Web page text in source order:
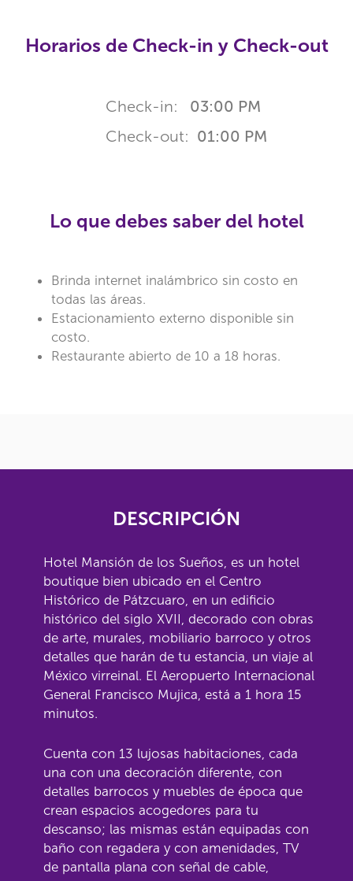
Horarios de Check-in y Check-out
Check-in: 03:00 PM
Check-out: 01:00 PM
Lo que debes saber del hotel
Brinda internet inalámbrico sin costo en
todas las áreas.
Estacionamiento externo disponible sin
costo.
Restaurante abierto de 10 a 18 horas.
DESCRIPCIÓN
Hotel Mansión de los Sueños, es un hotel
boutique bien ubicado en el Centro
Histórico de Pátzcuaro, en un edificio
histórico del siglo XVII, decorado con obras
de arte, murales, mobiliario barroco y otros
detalles que harán de tu estancia, un viaje al
México virreinal. El Aeropuerto Internacional
General Francisco Mujica, está a 1 hora 15
minutos.
Cuenta con 13 lujosas habitaciones, cada
una con una decoración diferente, con
detalles barrocos y muebles de época que
crean espacios acogedores para tu
descanso; las mismas están equipadas con
baño con regadera y con amenidades, TV
de pantalla plana con señal de cable,